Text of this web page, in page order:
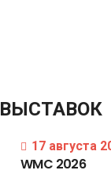
ВЫСТАВОК
17 августа
WMC 2026